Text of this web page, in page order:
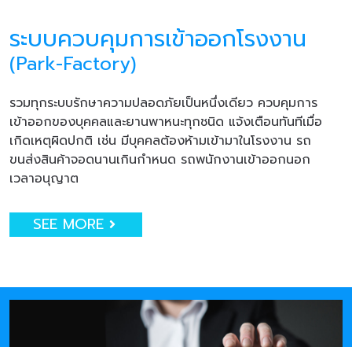
ระบบควบคุมการเข้าออกโรงงาน
(Park-Factory)
รวมทุกระบบรักษาความปลอดภัยเป็นหนึ่งเดียว ควบคุมการ
เข้าออกของบุคคลและยานพาหนะทุกชนิด แจ้งเตือนทันทีเมื่อ
เกิดเหตุผิดปกติ เช่น มีบุคคลต้องห้ามเข้ามาในโรงงาน รถ
ขนส่งสินค้าจอดนานเกินกำหนด รถพนักงานเข้าออกนอก
เวลาอนุญาต
SEE MORE